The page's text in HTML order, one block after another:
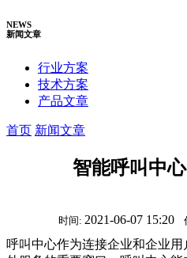
NEWS
新闻文章
行业方案
技术方案
产品文章
首页 新闻文章
智能呼叫中
时间: 2021-06-07 15:20
呼叫中心作为连接企业和企业